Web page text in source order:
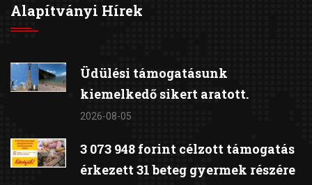
Alapítványi Hírek
Üdülési támogatásunk
kiemelkedő sikert aratott.
2026-08-05
3 073 948 forint célzott támogatás
érkezett 31 beteg gyermek részére